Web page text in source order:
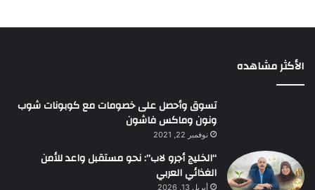
الأكثر مشاهده
تسوق وأحصل على خصومات مع كوبونات شوب
ونون وماكس فاشون
نوفمبر 22, 2021
“الخليج أجرو لاب”: نحو مستقبل واعد للأمن
الغذائي العربي
أبريل 13, 2026